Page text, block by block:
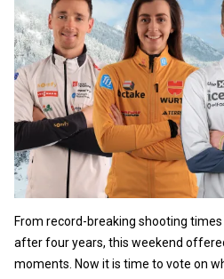
From record-breaking shooting
after four years, this weekend
moments. Now it is time to vote on